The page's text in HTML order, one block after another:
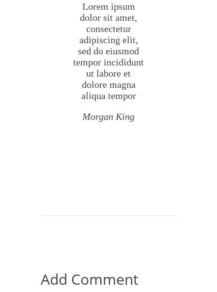
Lorem ipsum
dolor sit amet,
consectetur
adipiscing elit,
sed do eiusmod
tempor incididunt
ut labore et
dolore magna
aliqua tempor
Morgan King
Add Comment